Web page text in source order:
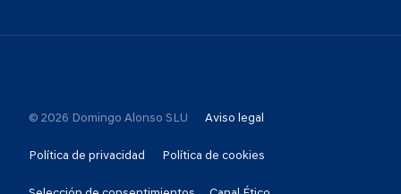
© 2026 Domingo Alonso SLU Aviso legal
Política de privacidad Política de cookies